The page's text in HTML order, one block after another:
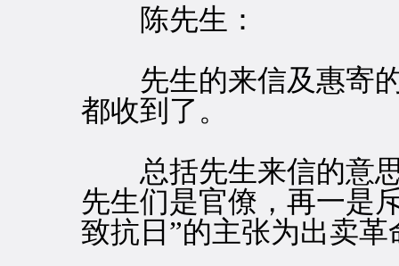
陈先生：
先生的来信及惠寄的
都收到了。
总括先生来信的意思
先生们是官僚，再一是
致抗日”的主张为出卖革